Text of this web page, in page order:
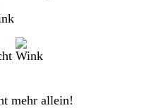
mehr allein!